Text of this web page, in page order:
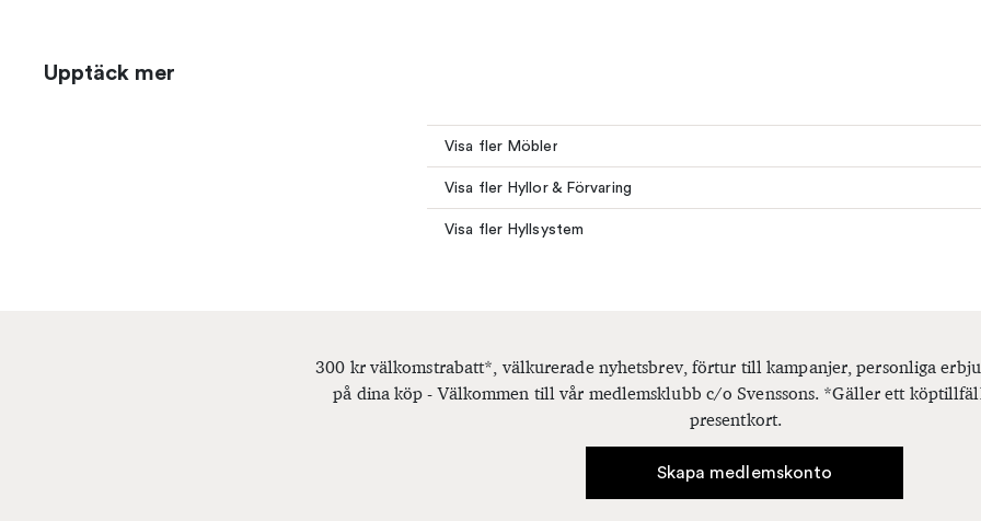
Upptäck mer
Visa fler Möbler
Visa fler Hyllor & Förvaring
Visa fler Hyllsystem
300 kr välkomstrabatt*, välkurerade nyhetsbrev, förtur till kampanjer, personliga
på dina köp - Välkommen till vår medlemsklubb c/o Svenssons. *Gäller ett
presentkort.
Skapa medlemskonto